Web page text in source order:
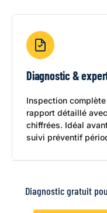
Diagnostic &
Inspection
rapport détaillé
chiffrées. Idéal
suivi préventif
Diagnostic gratuit